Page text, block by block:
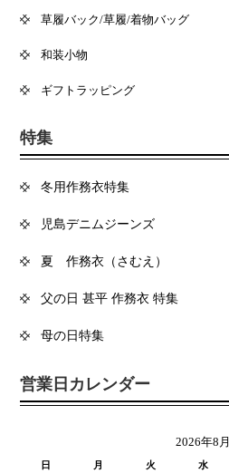
草履バック/草履/着物バッグ
和装小物
ギフトラッピング
特集
冬用作務衣特集
児島デニムジーンズ
夏 作務衣（さむえ）
父の日 甚平 作務衣 特集
母の日特集
営業日カレンダー
2026年8月
日 月 火 水